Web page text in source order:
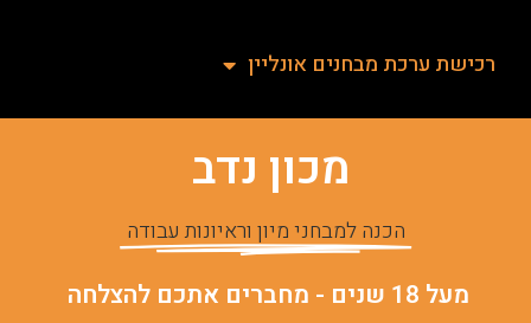
רכישת ערכת מבחנים אונליין
מכון נדב
הכנה למבחני מיון וראיונות עבודה
מעל 18 שנים - מחברים אתכם להצלחה